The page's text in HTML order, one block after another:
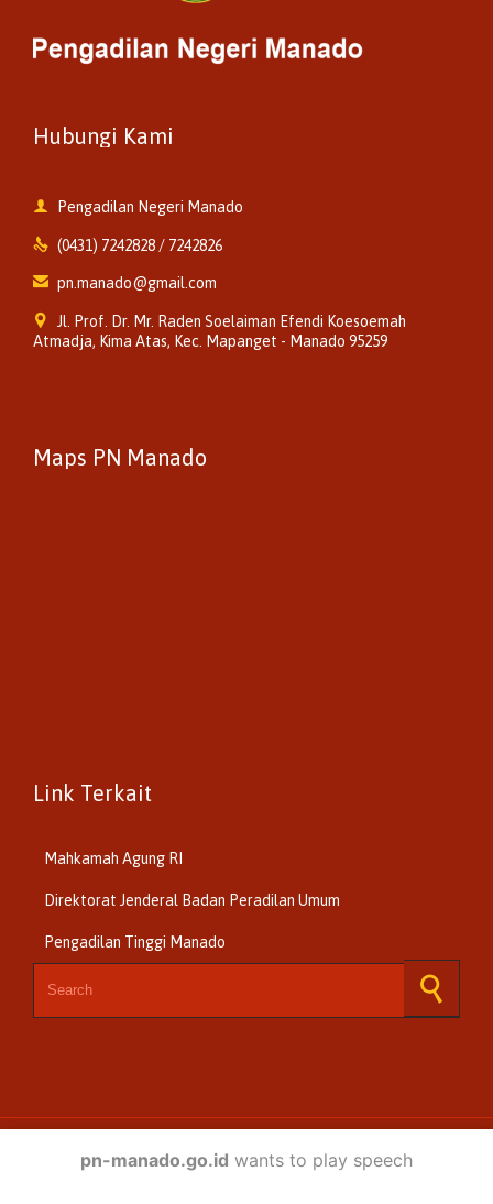
Hubungi Kami
 Pengadilan Negeri Manado
 (0431) 7242828 / 7242826
 pn.manado@gmail.com

Jl. Prof. Dr. Mr. Raden Soelaiman Efendi Koesoemah
Atmadja, Kima Atas, Kec. Mapanget - Manado 95259
Maps PN Manado
Link Terkait
Mahkamah Agung RI
Direktorat Jenderal Badan Peradilan Umum
Pengadilan Tinggi Manado
© 2024 -Tim IT Pengadilan Negeri Manado
pn-manado.go.id wants to play speech